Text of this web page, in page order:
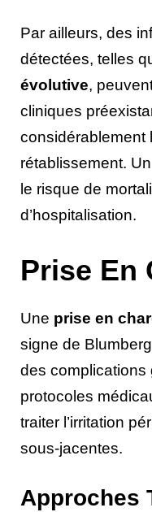
Par ailleurs, des
détectées, telles
évolutive,
cliniques
considérablement
rétablissement.
le risque de
d’hospitalisation.
Prise En
Une prise en
signe de
des complications
protocoles
traiter l’irritation
sous-jacentes.
Approches